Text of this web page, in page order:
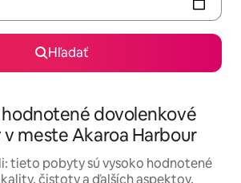
Hľadať
hodnotené dovolenkové
meste Akaroa Harbour
tieto pobyty sú vysoko hodnotené
čistoty a ďalších aspektov.